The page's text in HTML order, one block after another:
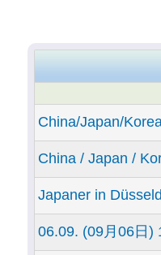
China/Japan/
China / Japan /
Japaner in
06.09. (09月06日)